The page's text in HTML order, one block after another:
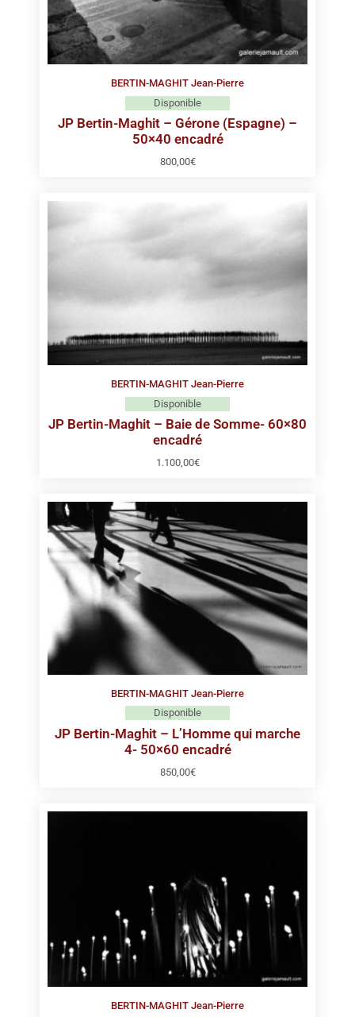
BERTIN-MAGHIT Jean-Pierre
Disponible
JP Bertin-Maghit – Gérone (Espagne) –
50×40 encadré
800,00€
BERTIN-MAGHIT Jean-Pierre
Disponible
JP Bertin-Maghit – Baie de Somme- 60×80
encadré
1.100,00€
BERTIN-MAGHIT Jean-Pierre
Disponible
JP Bertin-Maghit – L’Homme qui marche
4- 50×60 encadré
850,00€
BERTIN-MAGHIT Jean-Pierre